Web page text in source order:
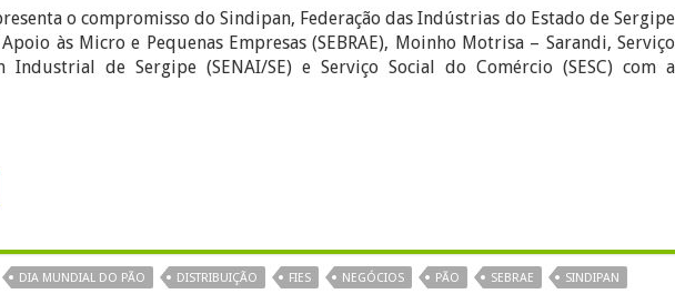
o compromisso do Sindipan, Federação das Indústrias do Estado de Sergipe
às Micro e Pequenas Empresas (SEBRAE), Moinho Motrisa – Sarandi, Serviço
Industrial de Sergipe (SENAI/SE) e Serviço Social do Comércio (SESC) com a
ar